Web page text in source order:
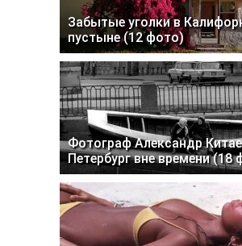
Забытые уголки в
пустыне (12 фото)
Фотограф Александр
Петербург вне времени (18